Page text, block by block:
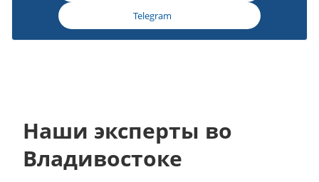
Telegram
Наши эксперты во
Владивостоке